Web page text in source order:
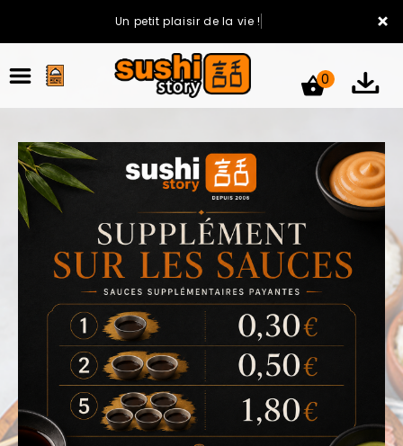
×
Un petit plaisir de la vie !
ACCUEIL
LA CARTE
VOTRE COMPTE
NOTRE RESTAURANT
VOS AVIS
0